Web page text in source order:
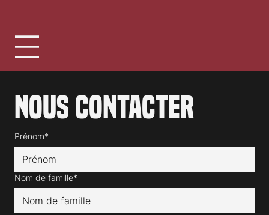
Nous contacter
Prénom*
Nom de famille*